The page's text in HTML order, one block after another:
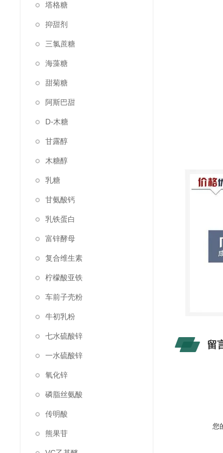
塔格糖
抑甜剂
三氯蔗糖
海藻糖
甜菊糖
阿斯巴甜
D-木糖
甘露醇
木糖醇
乳糖
甘氨酸钙
乳铁蛋白
富锌酵母
复合维生素
柠檬酸亚铁
车前子壳粉
牛初乳粉
七水硫酸锌
一水硫酸锌
氧化锌
磷脂丝氨酸
传明酸
熊果苷
留
您